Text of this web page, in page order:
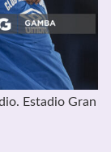
Estadio Gran